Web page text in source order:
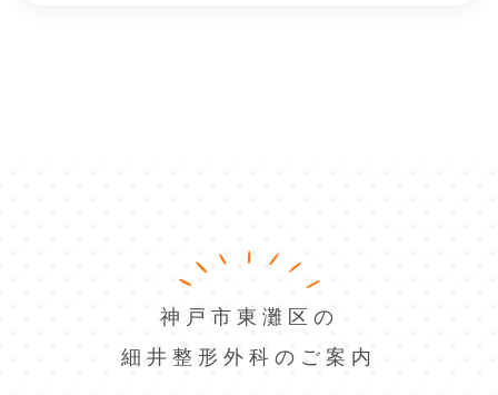
神戸市東灘区の
細井整形外科のご案内